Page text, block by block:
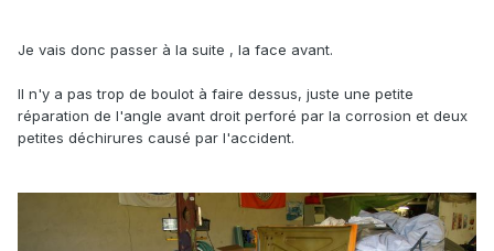
Je vais donc passer à la suite , la face avant.
Il n'y a pas trop de boulot à faire dessus, juste une petite
réparation de l'angle avant droit perforé par la corrosion et deux
petites déchirures causé par l'accident.